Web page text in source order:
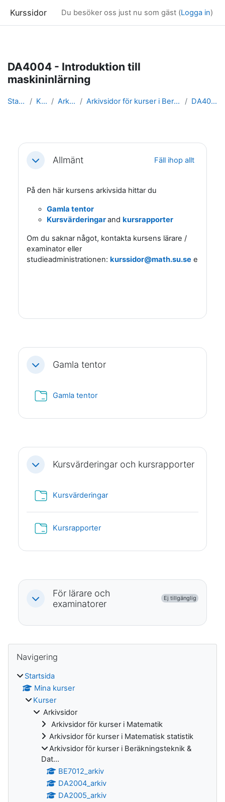
Kurssidor Du besöker oss just nu som gäst (Logga in)
DA4004 - Introduktion till
maskininlärning
Startsida Kurser Arkivsidor Arkivsidor för kurser i Beräkningsteknik & Dat... DA4004_arkiv
Fäll ihopAllmänt Fäll ihop allt
På den här kursens arkivsida hittar du
Gamla tentor
Kursvärderingarand kursrapporter
Om du saknar något, kontakta kursens lärare /
examinator eller
studieadministrationen: kurssidor@math.su.se eller
Fäll ihopGamla tentor
Gamla tentorMapp
Fäll ihopKursvärderingar och kursrapporter
KursvärderingarMapp
KursrapporterMapp
Fäll ihop
För lärare och
examinatorer
Ej tillgänglig
Block
Navigering
Startsida
Mina kurser
Kurser
Arkivsidor
Arkivsidor för kurser i Matematik
Arkivsidor för kurser i Matematisk statistik
Arkivsidor för kurser i Beräkningsteknik &
Dat...
BE7012_arkiv
DA2004_arkiv
DA2005_arkiv